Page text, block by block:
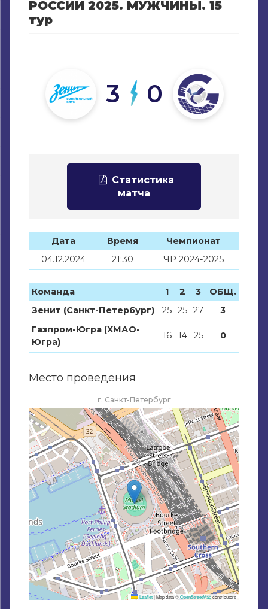
РОССИИ 2025. МУЖЧИНЫ. 15
тур
3 0
Статистика
матча
Дата Время
Чемпионат
04.12.2024
21:30 ЧР 2024-2025
Команда 1 2 3
ОБЩ.
Зенит (Санкт-Петербург)
25 25 27
3
Газпром-Югра (ХМАО-
Югра)
16 14 25 0
Место проведения
г. Санкт-Петербург
Leaflet|Map data ©OpenStreetMapcontributors